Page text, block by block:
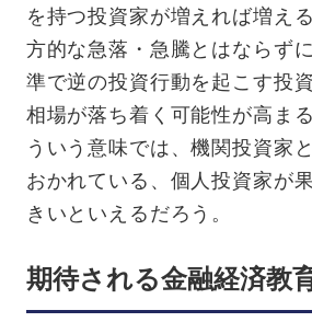
を持つ投資家が増えれば増え
方的な急落・急騰とはならず
準で逆の投資行動を起こす投
相場が落ち着く可能性が高ま
ういう意味では、機関投資家
おかれている、個人投資家が
きいといえるだろう。
期待される金融経済教